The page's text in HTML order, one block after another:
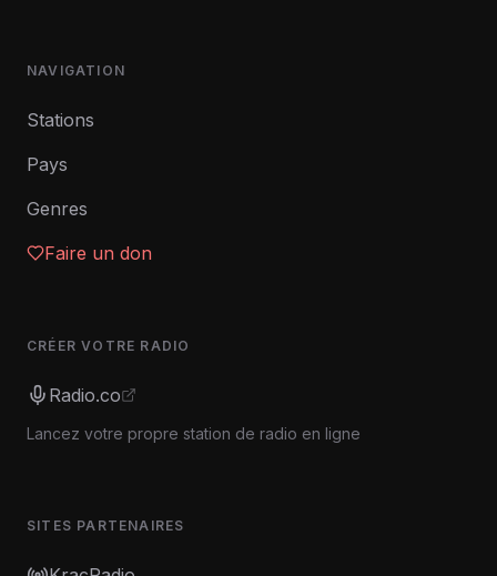
NAVIGATION
Stations
Pays
Genres
Faire un don
CRÉER VOTRE RADIO
Radio.co
Lancez votre propre station de radio en ligne
SITES PARTENAIRES